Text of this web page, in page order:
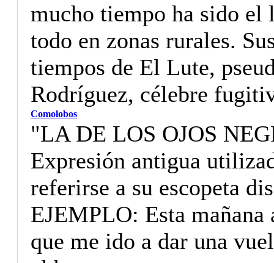
mucho tiempo ha sido el
todo en zonas rurales.
tiempos de El Lute,
Rodríguez, célebre
Comolobos
"LA DE LOS OJOS
Expresión antigua
referirse a su escopeta
EJEMPLO: Esta
que me ido a dar una